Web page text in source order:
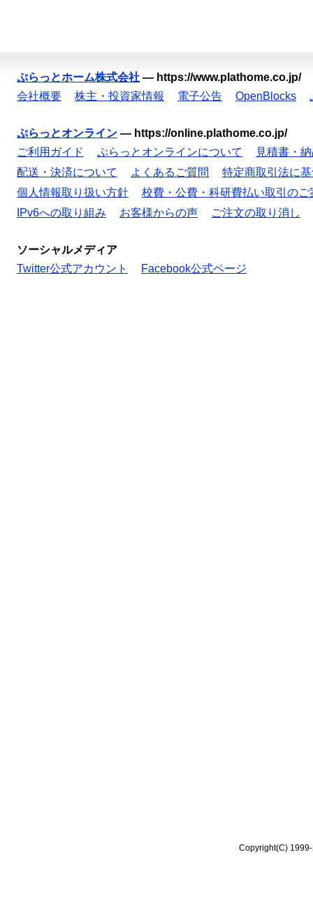
ぷらっとホーム株式会社 — https://www.plathome.co.jp/
会社概要
株主・投資家情報 電子公告 OpenBlocks
ぷらっとオンライン — https://online.plathome.co.jp/
ご利用ガイド
ぷらっとオンラインについて
見積書・
配送・決済について
よくあるご質問
特定商取引法に
個人情報取り扱い方針
校費・公費・科研費払い取引のご
IPv6への取り組み
お客様からの声 ご注文の取り消し
ソーシャルメディア
Twitter公式アカウント
Facebook公式ページ
Copyright(C)